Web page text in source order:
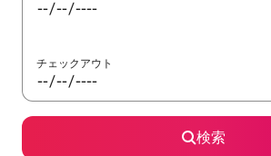
チェックアウト
検索